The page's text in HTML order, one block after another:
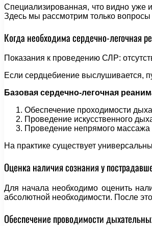
Специализированная, что видно уже
Здесь мы рассмотрим только
Когда необходима сердечно-легочная
Показания к проведению СЛР:
Если сердцебиение выслушивается,
Базовая сердечно-легочная
Обеспечение проходимости
Проведение искусственного
Проведение непрямого
На практике существует
Оценка наличия сознания у
Для начала необходимо оценить
абсолютной необходимости. После
Обеспечение проводимости